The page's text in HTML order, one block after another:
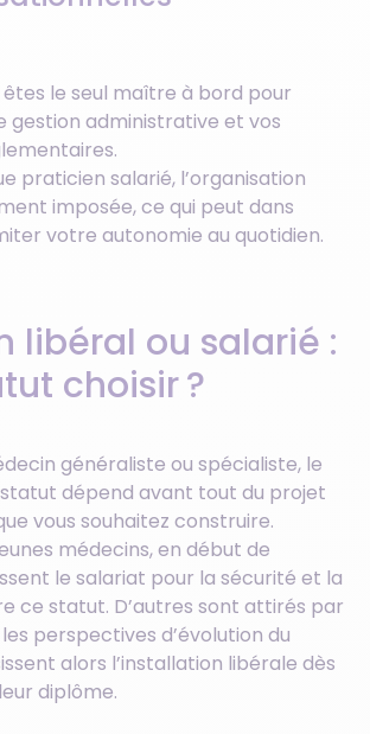
êtes le seul maître à bord pour
administrative et vos
praticien salarié, l’organisation
imposée, ce qui peut dans
votre autonomie au quotidien.
libéral ou salarié :
choisir ?
généraliste ou spécialiste, le
dépend avant tout du projet
vous souhaitez construire.
médecins, en début de
le salariat pour la sécurité et la
ce statut. D’autres sont attirés par
perspectives d’évolution du
alors l’installation libérale dès
diplôme.